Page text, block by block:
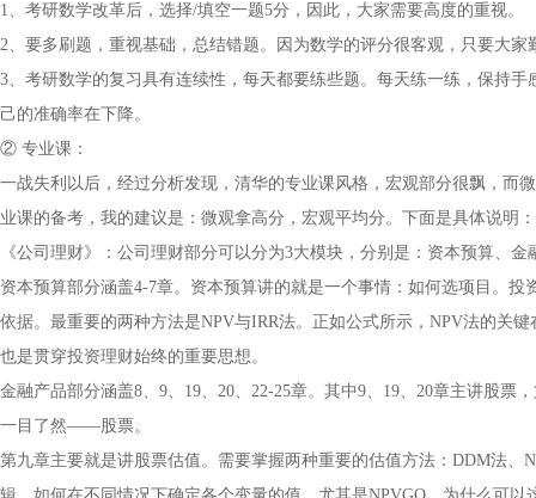
1、考研数学改革后，选择/填空一题5分，因此，大家需要高度的重视。
2、要多刷题，重视基础，总结错题。因为数学的评分很客观，只要大
3、考研数学的复习具有连续性，每天都要练些题。每天练一练，保持
己的准确率在下降。
② 专业课：
一战失利以后，经过分析发现，清华的专业课风格，宏观部分很飘，而
业课的备考，我的建议是：微观拿高分，宏观平均分。下面是具体说明：
《公司理财》：公司理财部分可以分为3大模块，分别是：资本预算、金
资本预算部分涵盖4-7章。资本预算讲的就是一个事情：如何选项目。
依据。最重要的两种方法是NPV与IRR法。正如公式所示，NPV法的关
也是贯穿投资理财始终的重要思想。
金融产品部分涵盖8、9、19、20、22-25章。其中9、19、20章主讲股
一目了然——股票。
第九章主要就是讲股票估值。需要掌握两种重要的估值方法：DDM法